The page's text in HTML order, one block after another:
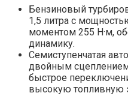
Бензиновый
1,5 литра с
моментом 255 Н·м,
динамику.
Семиступенчатая
двойным сцеплением
быстрое
высокую топливную